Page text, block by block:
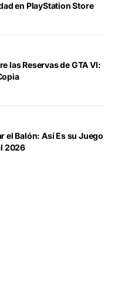
en PlayStation Store
las Reservas de GTA VI:
el Balón: Así Es su Juego
2026